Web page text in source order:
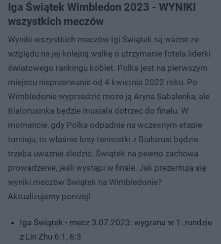
Iga Świątek Wimbledon 2023 - WYNIKI
wszystkich meczów
Wyniki wszystkich meczów Igi Świątek są ważne ze
względu na jej kolejną walkę o utrzymanie fotela liderki
światowego rankingu kobiet. Polka jest na pierwszym
miejscu nieprzerwanie od 4 kwietnia 2022 roku. Po
Wimbledonie wyprzedzić może ją Aryna Sabalenka, ale
Białorusinka będzie musiała dotrzeć do finału. W
momencie, gdy Polka odpadnie na wczesnym etapie
turnieju, to właśnie losy tenisistki z Białorusi będzie
trzeba uważnie śledzić. Świątek na pewno zachowa
prowadzenie, jeśli wystąpi w finale. Jak prezentują się
wyniki meczów Świątek na Wimbledonie?
Aktualizujemy poniżej!
Iga Świątek - mecz 3.07.2023: wygrana w 1. rundzie
z Lin Zhu 6:1, 6:3